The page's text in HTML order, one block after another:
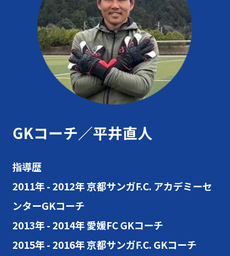
GKコーチ／平井直人
指導歴
2011年 - 2012年 京都サンガF.C. アカデミーセ
ンターGKコーチ
2013年 - 2014年 愛媛FC GKコーチ
2015年 - 2016年 京都サンガF.C. GKコーチ